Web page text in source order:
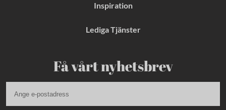
Inspiration
Lediga Tjänster
Få vårt nyhetsbrev